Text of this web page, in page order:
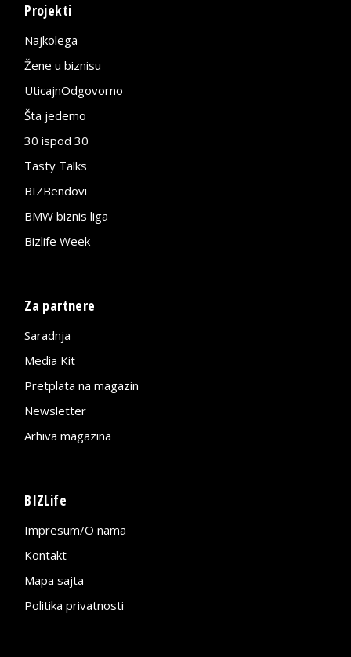
Projekti
Najkolega
Žene u biznisu
UticajnOdgovorno
Šta jedemo
30 ispod 30
Tasty Talks
BIZBendovi
BMW biznis liga
Bizlife Week
Za partnere
Saradnja
Media Kit
Pretplata na magazin
Newsletter
Arhiva magazina
BIZLife
Impresum/O nama
Kontakt
Mapa sajta
Politika privatnosti